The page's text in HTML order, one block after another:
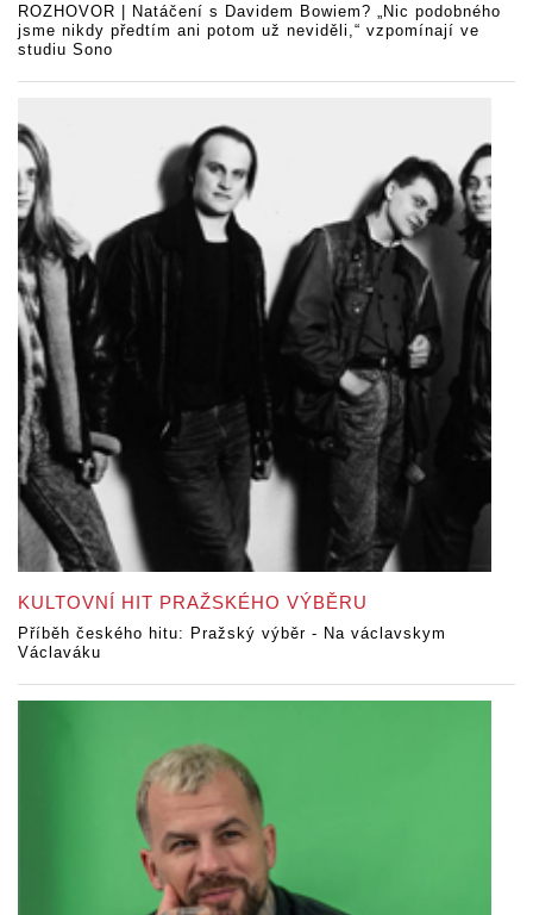
ROZHOVOR | Natáčení s Davidem Bowiem? „Nic podobného
jsme nikdy předtím ani potom už neviděli,“ vzpomínají ve
studiu Sono
KULTOVNÍ HIT PRAŽSKÉHO VÝBĚRU
Příběh českého hitu: Pražský výběr - Na václavskym
Václaváku